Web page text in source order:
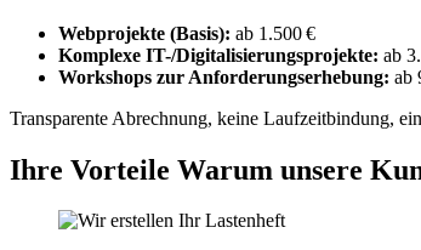
Webprojekte (Basis): ab 1.500 €
Komplexe IT-/Digitalisierungsprojekte: ab
Workshops zur Anforderungserhebung: ab
Transparente Abrechnung, keine Laufzeitbindung,
Ihre Vorteile Warum unsere